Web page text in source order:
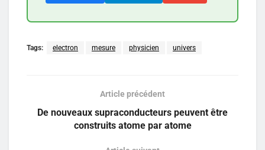
Tags: electron mesure physicien univers
Article précédent
De nouveaux supraconducteurs peuvent être
construits atome par atome